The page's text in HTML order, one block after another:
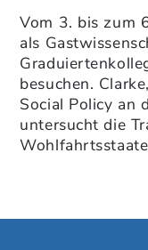
Vom 3. bis zum
als
besuchen.
Social Policy an
untersucht die